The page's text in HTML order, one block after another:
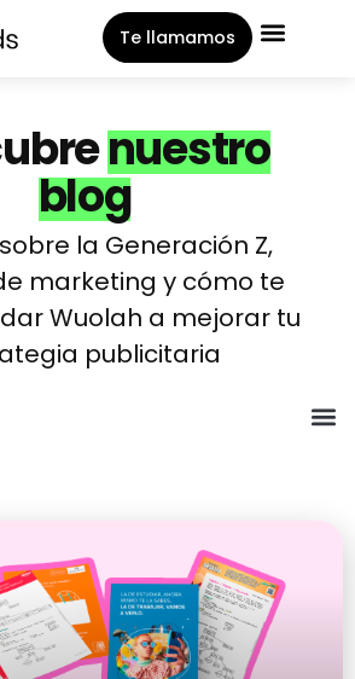
Te llamamos
nuestro
blog
la Generación Z,
marketing y cómo te
Wuolah a mejorar tu
publicitaria